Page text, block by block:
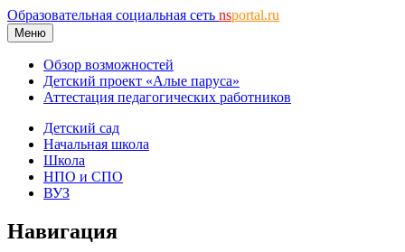
Образовательная социальная сеть nsportal.ru
Меню
Обзор возможностей
Детский проект «Алые паруса»
Аттестация педагогических работников
Детский сад
Начальная школа
Школа
НПО и СПО
ВУЗ
Навигация